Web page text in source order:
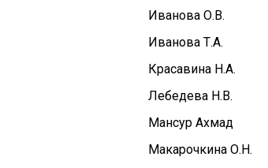
Иванова О.В.
Иванова Т.А.
Красавина Н.А.
Лебедева Н.В.
Мансур Ахмад
Макарочкина О.Н.